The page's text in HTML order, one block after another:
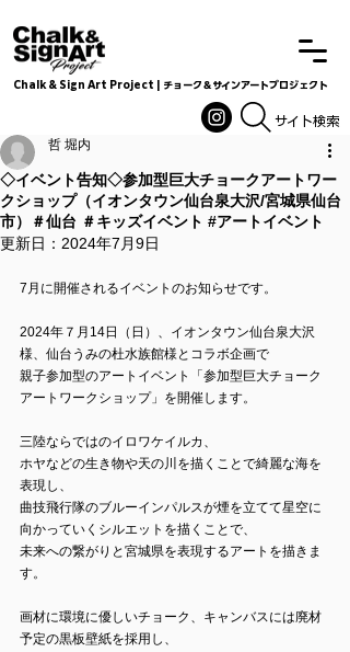
Chalk & Sign Art Project | チョーク＆サインアートプロジェクト
​​​サイト検索
◇イベント告知◇参加型巨大チョークアートワー
クショップ（イオンタウン仙台泉大沢/宮城県仙台
市）＃仙台 ＃キッズイベント #アートイベント
哲 堀内
更新日： 2024年7月9日
7月に開催されるイベントのお知らせです。
2024年７月14日（日）、イオンタウン仙台泉大沢
様、仙台うみの杜水族館様とコラボ企画で
親子参加型のアートイベント「参加型巨大チョーク
アートワークショップ」を開催します。
三陸ならではのイロワケイルカ、
ホヤなどの生き物や天の川を描くことで綺麗な海を
表現し、
曲技飛行隊のブルーインパルスが煙を立てて星空に
向かっていくシルエットを描くことで、
未来への繋がりと宮城県を表現するアートを描きま
す。
画材に環境に優しいチョーク、キャンバスには廃材
予定の黒板壁紙を採用し、